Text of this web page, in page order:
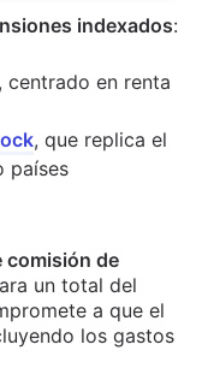
indexados:
, centrado en renta
, que replica el
países
comisión de
un total del
a que el
los gastos